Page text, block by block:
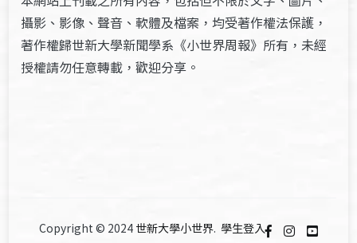
攝影、影像、聲音、軟體及檔案，均受著作權法保護，
著作權歸世新大學新聞學系《小世界周報》所有，未經
授權請勿任意轉載，歡迎分享。
Copyright © 2024 世新大學小世界. 學生登入